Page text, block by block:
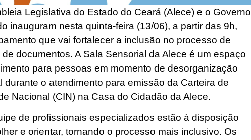
Legislativa do Estado do Ceará (Alece) e o Governo
inauguram nesta quinta-feira (13/06), a partir das 9h,
que vai fortalecer a inclusão no processo de
documentos. A Sala Sensorial da Alece é um espaço
para pessoas em momento de desorganização
durante o atendimento para emissão da Carteira de
Nacional (CIN) na Casa do Cidadão da Alece.
de profissionais especializados estão à disposição
e orientar, tornando o processo mais inclusivo. Os